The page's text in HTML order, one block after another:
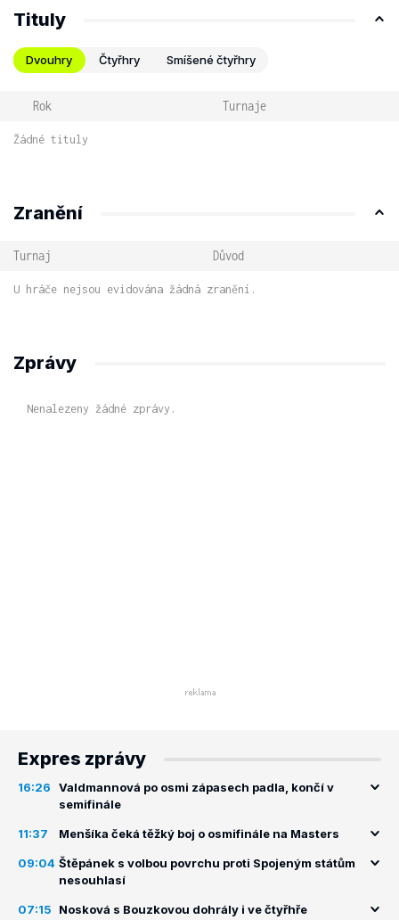
Tituly
Dvouhry Čtyřhry Smíšené čtyřhry
Rok Turnaje
Žádné tituly
Zranění
Turnaj Důvod
U hráče nejsou evidována žádná zranění.
Zprávy
Nenalezeny žádné zprávy.
Expres zprávy
16:26
Valdmannová po osmi zápasech padla, končí v
semifinále
11:37 Menšíka čeká těžký boj o osmifinále na Masters
09:04 Štěpánek s volbou povrchu proti Spojeným státům
nesouhlasí
07:15 Nosková s Bouzkovou dohrály i ve čtyřhře